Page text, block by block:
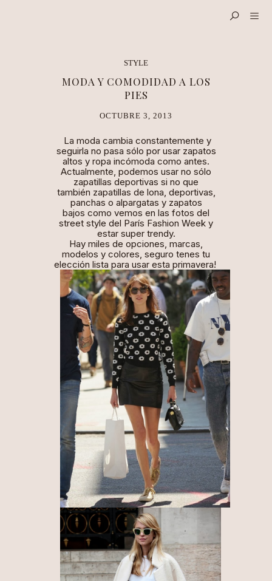
STYLE
MODA Y COMODIDAD A LOS
PIES
OCTUBRE 3, 2013
La moda cambia constantemente y
seguirla no pasa sólo por usar zapatos
altos y ropa incómoda como antes.
Actualmente, podemos usar no sólo
zapatillas deportivas si no que
también zapatillas de lona, deportivas,
panchas o alpargatas y zapatos
bajos como vemos en las fotos del
street style del París Fashion Week y
estar super trendy.
Hay miles de opciones, marcas,
modelos y colores, seguro tenes tu
elección lista para usar esta primavera!